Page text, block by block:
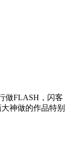
做FLASH，闪客
神做的作品特别